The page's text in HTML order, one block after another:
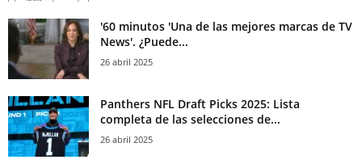
'60 minutos 'Una de las mejores marcas de TV
News'. ¿Puede...
26 abril 2025
Panthers NFL Draft Picks 2025: Lista
completa de las selecciones de...
26 abril 2025